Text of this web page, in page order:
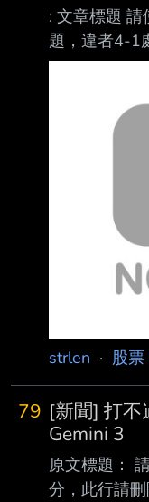
: 文章標題
題，違者4-1
https://
道，因鉅額
對沖基金
隨後迅速將
倉中的很大一
strlen · 股票
79 [新聞] 打
Gemini 3
原文標題：
分，此行請